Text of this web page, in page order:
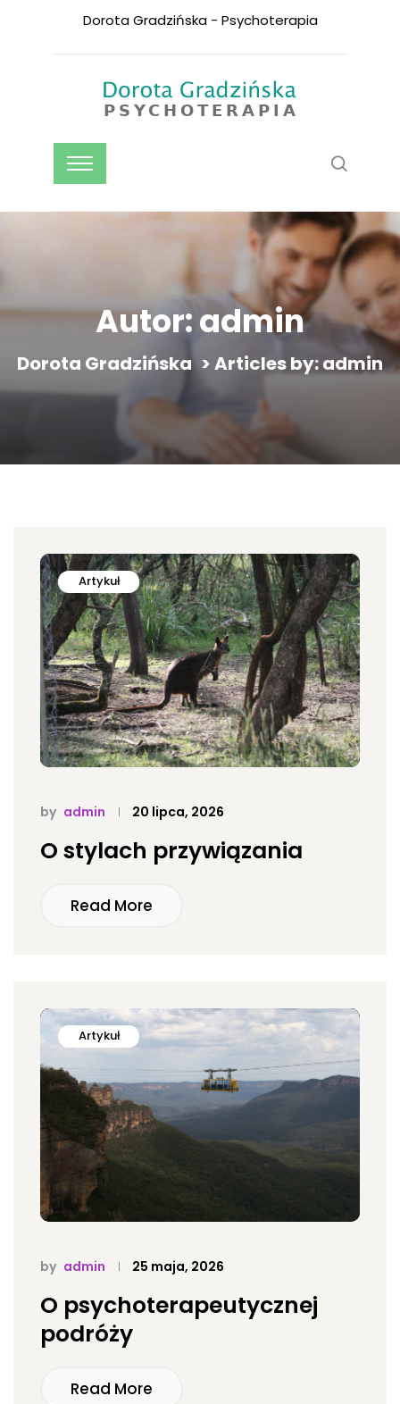
Dorota Gradzińska - Psychoterapia
Autor:admin
Dorota Gradzińska >Articles by: admin
Artykuł
by admin 20 lipca, 2026
O stylach przywiązania
Read More
Artykuł
by admin 25 maja, 2026
O psychoterapeutycznej
podróży
Read More